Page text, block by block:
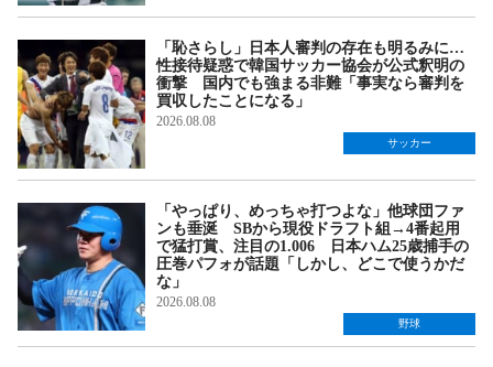
「恥さらし」日本人審判の存在も明るみに…
性接待疑惑で韓国サッカー協会が公式釈明の
衝撃 国内でも強まる非難「事実なら審判を
買収したことになる」
2026.08.08
サッカー
「やっぱり、めっちゃ打つよな」他球団ファ
ンも垂涎 SBから現役ドラフト組→4番起用
で猛打賞、注目の1.006 日本ハム25歳捕手の
圧巻パフォが話題「しかし、どこで使うかだ
な」
2026.08.08
野球